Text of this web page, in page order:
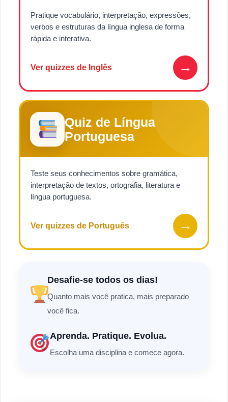
Pratique vocabulário, interpretação, expressões,
verbos e estruturas da língua inglesa de forma
rápida e interativa.
Ver quizzes de Inglês →
Quiz de Língua
Portuguesa
Teste seus conhecimentos sobre gramática,
interpretação de textos, ortografia, literatura e
língua portuguesa.
Ver quizzes de Português →
Desafie-se todos os dias!
Quanto mais você pratica, mais preparado
você fica.
Aprenda. Pratique. Evolua.
Escolha uma disciplina e comece agora.